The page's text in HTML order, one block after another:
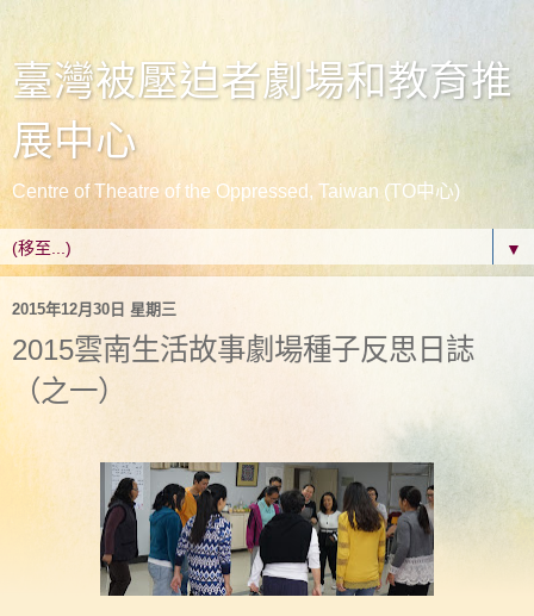
臺灣被壓迫者劇場和教育推
展中心
Centre of Theatre of the Oppressed, Taiwan (TO中心)
▼
2015年12月30日 星期三
2015雲南生活故事劇場種子反思日誌
（之一）